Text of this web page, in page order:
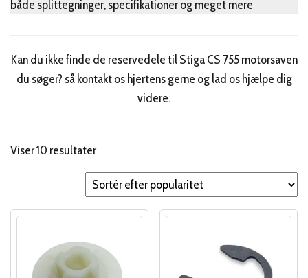
både splittegninger, specifikationer og meget mere
Kan du ikke finde de reservedele til Stiga CS 755 motorsaven
du søger? så kontakt os hjertens gerne og lad os hjælpe dig
videre.
Viser 10 resultaterSorteret
efter
popularitet